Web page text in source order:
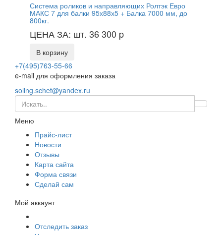
Система роликов и направляющих Ролтэк Евро
МАКС 7 для балки 95х88х5 + Балка 7000 мм, до
800кг.
ЦЕНА ЗА: шт. 36 300 p
В корзину
+7(495)763-55-66
e-mail для оформления заказа
soling.schet@yandex.ru
Меню
Прайс-лист
Новости
Отзывы
Карта сайта
Форма связи
Сделай сам
Мой аккаунт
Отследить заказ